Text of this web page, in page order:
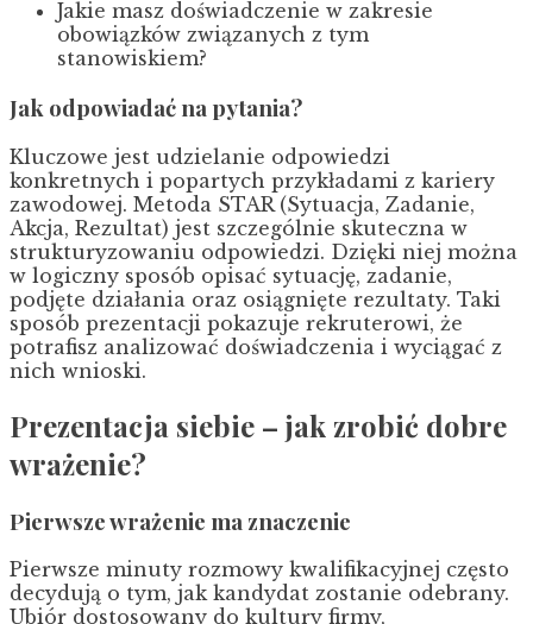
Jakie masz doświadczenie w zakresie
obowiązków związanych z tym
stanowiskiem?
Jak odpowiadać na pytania?
Kluczowe jest udzielanie odpowiedzi
konkretnych i popartych przykładami z kariery
zawodowej. Metoda STAR (Sytuacja, Zadanie,
Akcja, Rezultat) jest szczególnie skuteczna w
strukturyzowaniu odpowiedzi. Dzięki niej można
w logiczny sposób opisać sytuację, zadanie,
podjęte działania oraz osiągnięte rezultaty. Taki
sposób prezentacji pokazuje rekruterowi, że
potrafisz analizować doświadczenia i wyciągać z
nich wnioski.
Prezentacja siebie – jak zrobić dobre
wrażenie?
Pierwsze wrażenie ma znaczenie
Pierwsze minuty rozmowy kwalifikacyjnej często
decydują o tym, jak kandydat zostanie odebrany.
Ubiór dostosowany do kultury firmy,